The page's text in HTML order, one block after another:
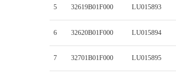
5 32619B01F000 LU015893
6 32620B01F000 LU015894
7 32701B01F000 LU015895